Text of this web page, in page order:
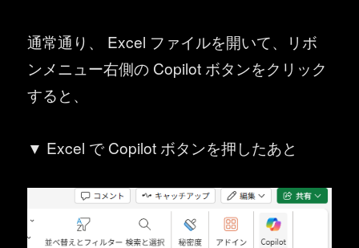
通常通り、 Excel ファイルを開いて、リボ
ンメニュー右側の Copilot ボタンをクリック
すると、
▼ Excel で Copilot ボタンを押したあと